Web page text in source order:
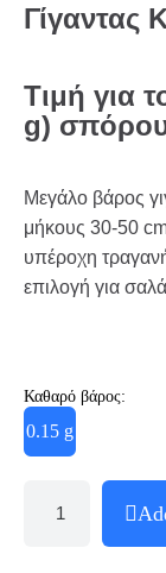
Γίγαντας
Τιμή για
g)
Μεγάλο βάρος
μήκους 30-50
υπέροχη
επιλογή για
Καθαρό βάρος:
0.15 g